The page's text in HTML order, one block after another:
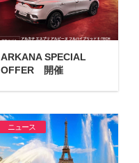
ARKANA SPECIAL
OFFER 開催
ニュース